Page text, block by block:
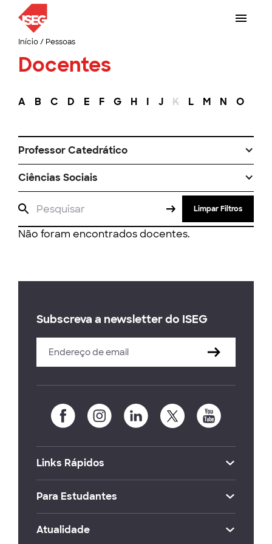
Início/ Pessoas
Docentes
A B C D E F G H I J K L M N O
Professor Catedrático
Ciências Sociais
Limpar Filtros
Não foram encontrados docentes.
Subscreva a newsletter do ISEG
Links Rápidos
Para Estudantes
Atualidade